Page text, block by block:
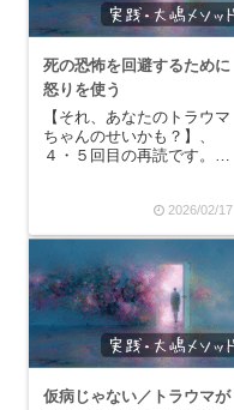
死の恐怖を回避するために
怒りを使う
【それ、あなたのトラウマ
ちゃんのせいかも？】、
４・５回目の再読です。何
「直したい癖」があります
か？私なら、たとえば嫌な
ことがあってもお菓子をド
カ食いしない。不安になっ
ても相手を問い詰めない。
禁煙...
2026/02/17
仮病じゃない／トラウマが